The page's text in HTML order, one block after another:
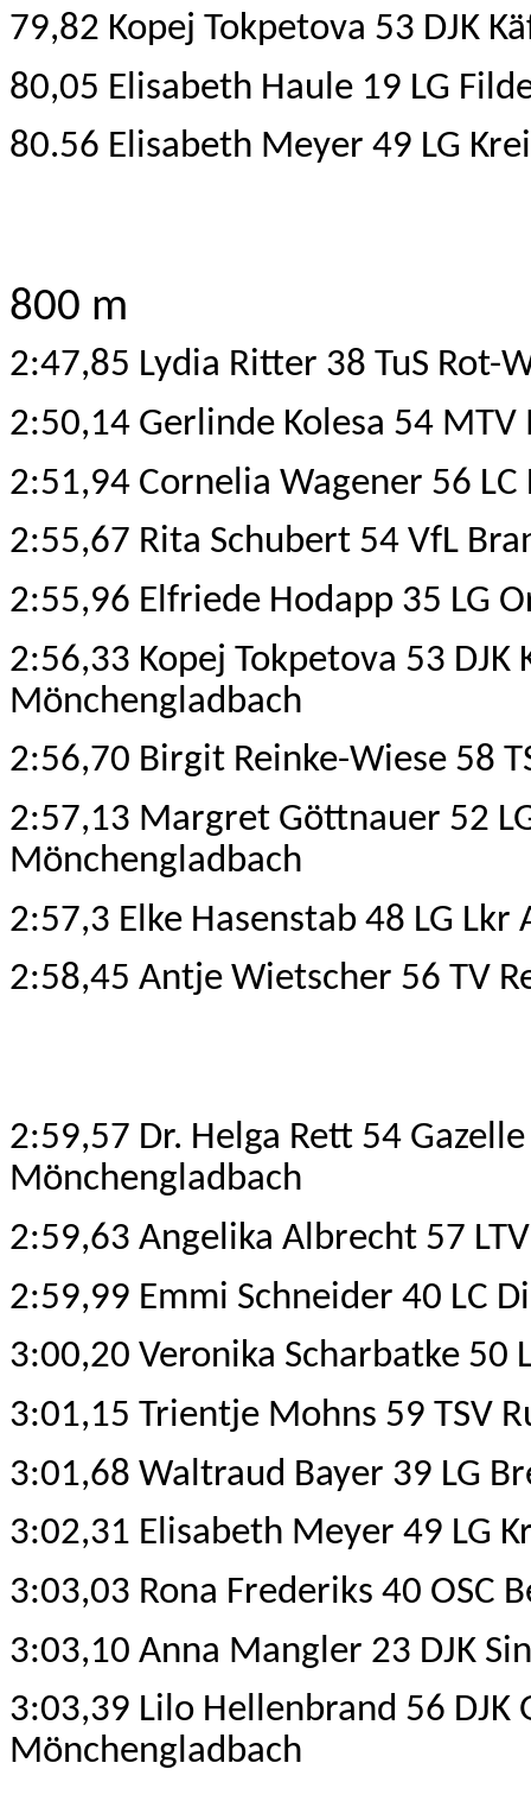
79,82 Kopej Tokpetova 53 DJK
80,05 Elisabeth Haule 19 LG
80.56 Elisabeth Meyer 49 LG
800 m
2:47,85 Lydia Ritter 38 TuS Rot-
2:50,14 Gerlinde Kolesa 54
2:51,94 Cornelia Wagener 56
2:55,67 Rita Schubert 54 VfL
2:55,96 Elfriede Hodapp 35 LG
2:56,33 Kopej Tokpetova 53
Mönchengladbach
2:56,70 Birgit Reinke-Wiese 58
2:57,13 Margret Göttnauer 52
Mönchengladbach
2:57,3 Elke Hasenstab 48 LG
2:58,45 Antje Wietscher 56 TV
2:59,57 Dr. Helga Rett 54
Mönchengladbach
2:59,63 Angelika Albrecht 57
2:59,99 Emmi Schneider 40 LC
3:00,20 Veronika Scharbatke 50
3:01,15 Trientje Mohns 59 TSV
3:01,68 Waltraud Bayer 39 LG
3:02,31 Elisabeth Meyer 49 LG
3:03,03 Rona Frederiks 40 OSC
3:03,10 Anna Mangler 23 DJK
3:03,39 Lilo Hellenbrand 56
Mönchengladbach